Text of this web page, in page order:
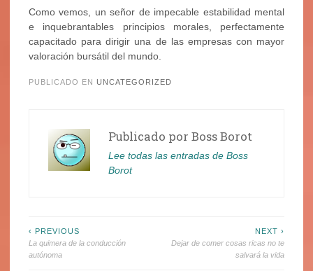
Como vemos, un señor de impecable estabilidad mental
e inquebrantables principios morales, perfectamente
capacitado para dirigir una de las empresas con mayor
valoración bursátil del mundo.
PUBLICADO EN UNCATEGORIZED
Publicado por Boss Borot
Lee todas las entradas de Boss
Borot
Navegación
de
‹ PREVIOUS
La quimera de la conducción
autónoma
NEXT ›
Dejar de comer cosas ricas no te
salvará la vida